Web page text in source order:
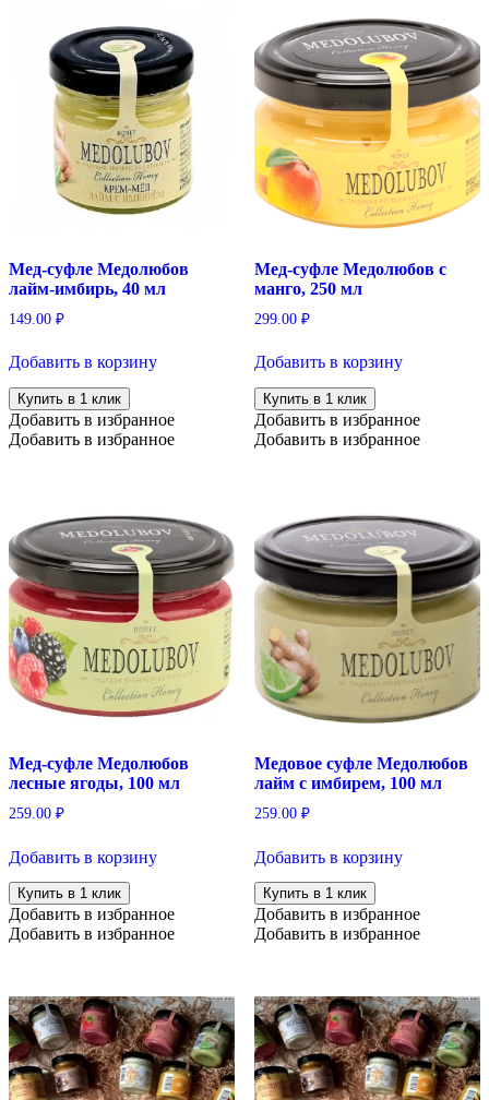
Мед-суфле Медолюбов
лайм-имбирь, 40 мл
149.00 ₽
Добавить в корзину
Купить в 1 клик
Добавить в избранное
Добавить в избранное
Мед-суфле Медолюбов с
манго, 250 мл
299.00 ₽
Добавить в корзину
Купить в 1 клик
Добавить в избранное
Добавить в избранное
Мед-суфле Медолюбов
лесные ягоды, 100 мл
259.00 ₽
Добавить в корзину
Купить в 1 клик
Добавить в избранное
Добавить в избранное
Медовое суфле Медолюбов
лайм с имбирем, 100 мл
259.00 ₽
Добавить в корзину
Купить в 1 клик
Добавить в избранное
Добавить в избранное